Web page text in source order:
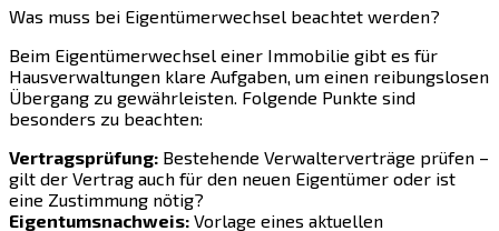
Was muss bei Eigentümerwechsel beachtet werden?
Beim Eigentümerwechsel einer Immobilie gibt es für
Hausverwaltungen klare Aufgaben, um einen reibungslosen
Übergang zu gewährleisten. Folgende Punkte sind
besonders zu beachten:
Vertragsprüfung: Bestehende Verwalterverträge prüfen –
gilt der Vertrag auch für den neuen Eigentümer oder ist
eine Zustimmung nötig?
Eigentumsnachweis: Vorlage eines aktuellen